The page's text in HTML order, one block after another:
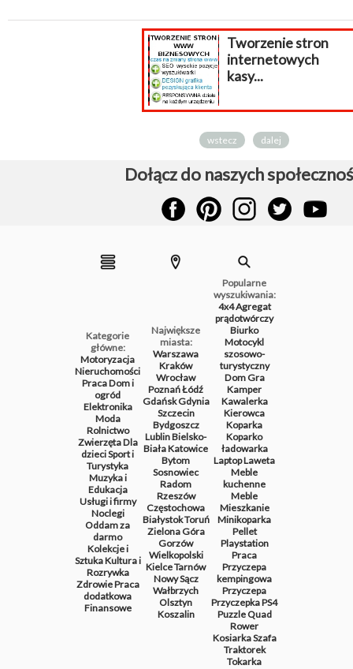
Tworzenie stron
internetowych
kasy...
wstecz dalej
Dołącz do naszych
Kategorie
główne:
Motoryzacja
Nieruchomości
PracaDom i
ogród
Elektronika
Moda
Rolnictwo
ZwierzętaDla
dzieciSport i
Turystyka
Muzyka i
Edukacja
Usługi i firmy
Noclegi
Oddam za
darmo
Kolekcje i
SztukaKultura i
Rozrywka
ZdrowiePraca
dodatkowa
Finansowe
Największe
miasta:
Warszawa
Kraków
Wrocław
PoznańŁódź
GdańskGdynia
Szczecin
Bydgoszcz
LublinBielsko-
BiałaKatowice
Bytom
Sosnowiec
Radom
Rzeszów
Częstochowa
BiałystokToruń
Zielona Góra
Gorzów
Wielkopolski
KielceTarnów
Nowy Sącz
Wałbrzych
Olsztyn
Koszalin
Popularne
wyszukiwania:
4x4Agregat
prądotwórczy
Biurko
Motocykl
szosowo-
turystyczny
DomGra
Kamper
Kawalerka
Kierowca
Koparka
Koparko
ładowarka
LaptopLaweta
Meble
kuchenne
Meble
Mieszkanie
Minikoparka
Pellet
Playstation
Praca
Przyczepa
kempingowa
Przyczepa
PrzyczepkaPS4
PuzzleQuad
Rower
KosiarkaSzafa
Traktorek
Tokarka